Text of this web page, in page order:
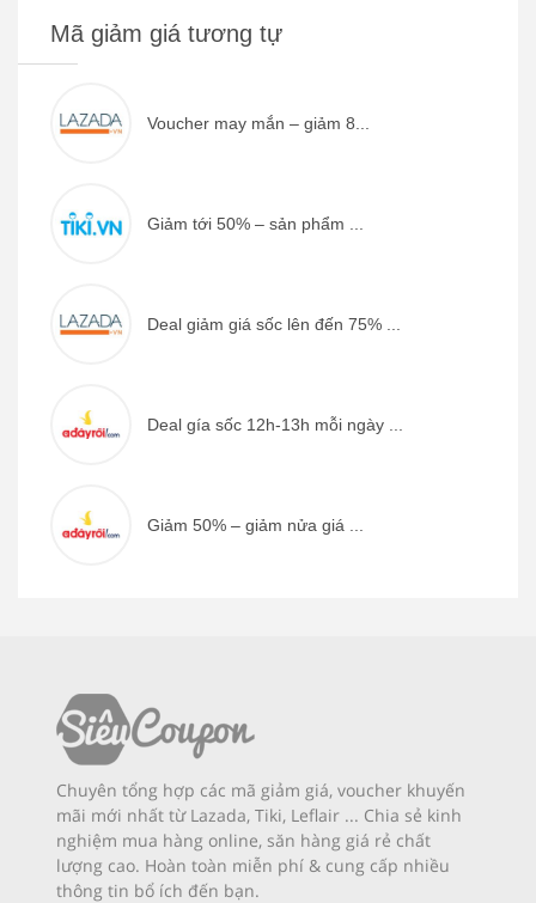
Mã giảm giá tương tự
Voucher may mắn – giảm 8...
Giảm tới 50% – sản phẩm ...
Deal giảm giá sốc lên đến 75% ...
Deal gía sốc 12h-13h mỗi ngày ...
Giảm 50% – giảm nửa giá ...
Chuyên tổng hợp các mã giảm giá, voucher khuyến
mãi mới nhất từ Lazada, Tiki, Leflair ... Chia sẻ kinh
nghiệm mua hàng online, săn hàng giá rẻ chất
lượng cao. Hoàn toàn miễn phí & cung cấp nhiều
thông tin bổ ích đến bạn.